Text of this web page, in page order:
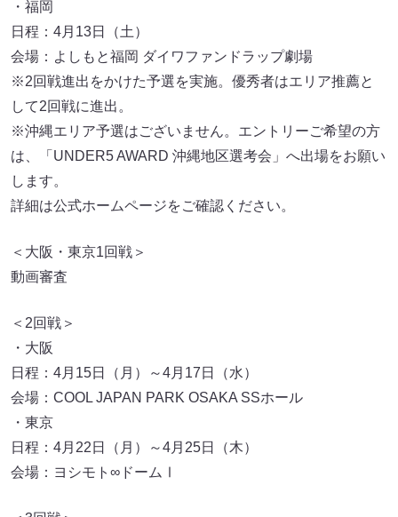
・福岡
日程：4月13日（土）
会場：よしもと福岡 ダイワファンドラップ劇場
※2回戦進出をかけた予選を実施。優秀者はエリア推薦と
して2回戦に進出。
※沖縄エリア予選はございません。エントリーご希望の方
は、「UNDER5 AWARD 沖縄地区選考会」へ出場をお願い
します。
詳細は公式ホームページをご確認ください。
＜大阪・東京1回戦＞
動画審査
＜2回戦＞
・大阪
日程：4月15日（月）～4月17日（水）
会場：COOL JAPAN PARK OSAKA SSホール
・東京
日程：4月22日（月）～4月25日（木）
会場：ヨシモト∞ドームⅠ